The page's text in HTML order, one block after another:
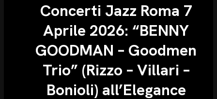
Concerti Jazz Roma 7
Aprile 2026: “BENNY
GOODMAN – Goodmen
Trio” (Rizzo – Villari –
Bonioli) all’Elegance